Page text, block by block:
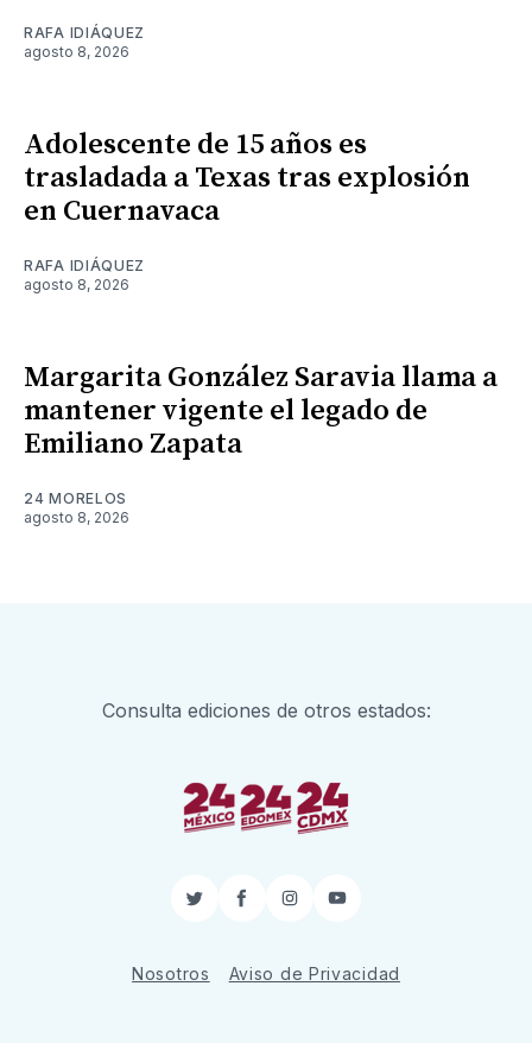
RAFA IDIÁQUEZ
agosto 8, 2026
Adolescente de 15 años es
trasladada a Texas tras explosión
en Cuernavaca
RAFA IDIÁQUEZ
agosto 8, 2026
Margarita González Saravia llama a
mantener vigente el legado de
Emiliano Zapata
24 MORELOS
agosto 8, 2026
Consulta ediciones de otros estados:
TwitterFacebook
InstagramYouTube
Nosotros Aviso de Privacidad